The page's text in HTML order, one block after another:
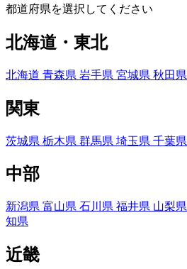
都道府県を選択してください
北海道・東北
北海道 青森県 岩手県 宮城県 秋田県
関東
茨城県 栃木県 群馬県 埼玉県 千葉県
中部
新潟県 富山県 石川県 福井県 山梨県
知県
近畿